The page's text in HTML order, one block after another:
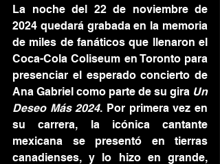
La noche del 22 de noviembre de
2024 quedará grabada en la memoria
de miles de fanáticos que llenaron el
Coca-Cola Coliseum en Toronto para
presenciar el esperado concierto de
Ana Gabriel como parte de su gira Un
Deseo Más 2024. Por primera vez en
su carrera, la icónica cantante
mexicana se presentó en tierras
canadienses, y lo hizo en grande,